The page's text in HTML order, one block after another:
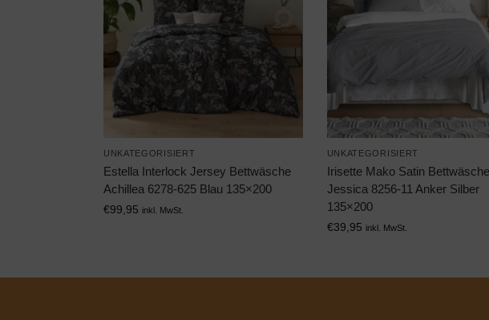
UNKATEGORISIERT
Estella Interlock Jersey Bettwäsche
Achillea 6278-625 Blau 135×200
€99,95 inkl. MwSt.
UNKATEGORISIERT
Irisette Mako Satin Bettwäsche
Jessica 8256-11 Anker Silber
135×200
€39,95 inkl. MwSt.